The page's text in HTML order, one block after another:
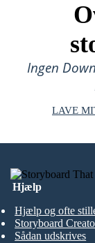
Ingen
LAVE
Hjælp
Hjælp og ofte
Storyboard
Sådan udskrives